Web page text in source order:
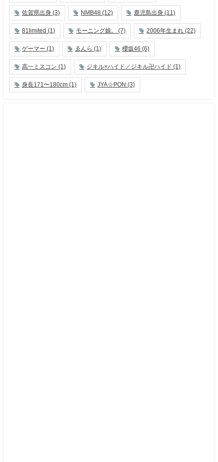
佐賀県出身 (3) NMB48 (12) 鹿児島出身 (11)
81limited (1) モーニング娘。 (7) 2006年生まれ (22)
ゲーマー (1) ゑんら (1) 櫻坂46 (6)
高一ミスコン (1) ジキル×ハイド／ジキル卍ハイド (1)
身長171〜180cm (1) JYA☆PON (3)